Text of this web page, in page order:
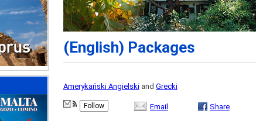
(English) Packages
Amerykański Angielski and Grecki
Follow Email Share